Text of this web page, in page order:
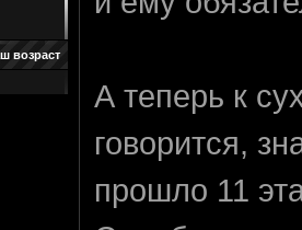
возраст
А теперь к
говорится,
прошло 11